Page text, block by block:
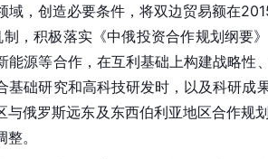
域，创造必要条件，将双边贸易额在
，积极落实《中俄投资合作规划纲要
源等合作，在互利基础上构建战略性
基础研究和高科技研发时，以及科研成
与俄罗斯远东及东西伯利亚地区合作规
。